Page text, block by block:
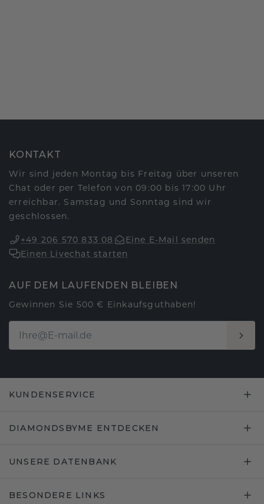
KONTAKT
Wir sind jeden Montag bis Freitag über unseren
Chat oder per Telefon von 09:00 bis 17:00 Uhr
erreichbar. Samstag und Sonntag sind wir
geschlossen.
+49 206 570 833 08
Eine E-Mail senden
Einen Livechat starten
AUF DEM LAUFENDEN BLEIBEN
Gewinnen Sie 500 € Einkaufsguthaben!
KUNDENSERVICE
DIAMONDSBYME ENTDECKEN
UNSERE DATENBANK
BESONDERE LINKS